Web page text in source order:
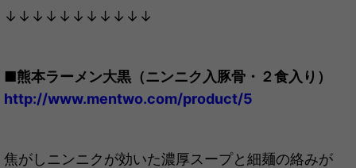
↓↓↓↓↓↓↓↓↓↓↓
■熊本ラーメン大黒（ニンニク入豚骨・２食入り）
http://www.mentwo.com/product/5
焦がしニンニクが効いた濃厚スープと細麺の絡みが